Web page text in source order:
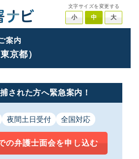
文字サイズを変更する
小 中 大
案内
京都）
された方へ緊急案内！
夜間土日受付 全国対応
の弁護士面会を申し込む